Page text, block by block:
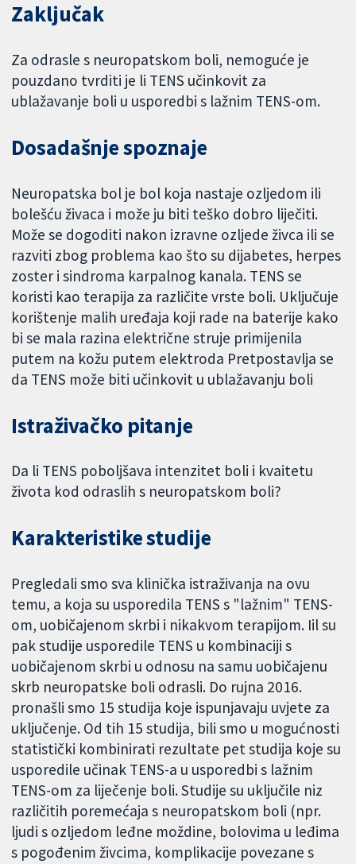
Zaključak
Za odrasle s neuropatskom boli, nemoguće je
pouzdano tvrditi je li TENS učinkovit za
ublažavanje boli u usporedbi s lažnim TENS-om.
Dosadašnje spoznaje
Neuropatska bol je bol koja nastaje ozljedom ili
bolešću živaca i može ju biti teško dobro liječiti.
Može se dogoditi nakon izravne ozljede živca ili se
razviti zbog problema kao što su dijabetes, herpes
zoster i sindroma karpalnog kanala. TENS se
koristi kao terapija za različite vrste boli. Uključuje
korištenje malih uređaja koji rade na baterije kako
bi se mala razina električne struje primijenila
putem na kožu putem elektroda Pretpostavlja se
da TENS može biti učinkovit u ublažavanju boli
Istraživačko pitanje
Da li TENS poboljšava intenzitet boli i kvaitetu
života kod odraslih s neuropatskom boli?
Karakteristike studije
Pregledali smo sva klinička istraživanja na ovu
temu, a koja su usporedila TENS s "lažnim" TENS-
om, uobičajenom skrbi i nikakvom terapijom. Iil su
pak studije usporedile TENS u kombinaciji s
uobičajenom skrbi u odnosu na samu uobičajenu
skrb neuropatske boli odrasli. Do rujna 2016.
pronašli smo 15 studija koje ispunjavaju uvjete za
uključenje. Od tih 15 studija, bili smo u mogućnosti
statistički kombinirati rezultate pet studija koje su
usporedile učinak TENS-a u usporedbi s lažnim
TENS-om za liječenje boli. Studije su uključile niz
različitih poremećaja s neuropatskom boli (npr.
ljudi s ozljedom leđne moždine, bolovima u leđima
s pogođenim živcima, komplikacije povezane s